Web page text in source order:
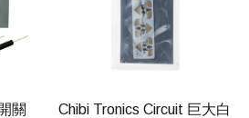
關
Chibi Tronics Circuit 巨大白